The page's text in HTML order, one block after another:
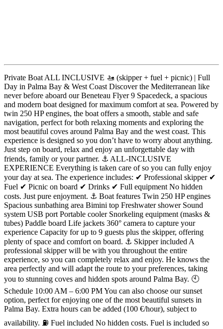
Beschrijving
Private Boat ALL INCLUSIVE 🚤 (skipper + fuel + picnic) | Full
Day in Palma Bay & West Coast Discover the Mediterranean like
never before aboard our Beneteau Flyer 9 Spacedeck, a spacious
and modern boat designed for maximum comfort at sea. Powered by
twin 250 HP engines, the boat offers a smooth, stable and safe
navigation, perfect for both relaxing moments and exploring the
most beautiful coves around Palma Bay and the west coast. This
experience is designed so you don’t have to worry about anything.
Just step on board, relax and enjoy an unforgettable day with
friends, family or your partner. ⚓ ALL-INCLUSIVE
EXPERIENCE Everything is taken care of so you can fully enjoy
your day at sea. The experience includes: ✔ Professional skipper ✔
Fuel ✔ Picnic on board ✔ Drinks ✔ Full equipment No hidden
costs. Just pure enjoyment. ⚓ Boat features Twin 250 HP engines
Spacious sunbathing area Bimini top Freshwater shower Sound
system USB port Portable cooler Snorkeling equipment (masks &
tubes) Paddle board Life jackets 360° camera to capture your
experience Capacity for up to 9 guests plus the skipper, offering
plenty of space and comfort on board. ⚓ Skipper included A
professional skipper will be with you throughout the entire
experience, so you can completely relax and enjoy. He knows the
area perfectly and will adapt the route to your preferences, taking
you to stunning coves and hidden spots around Palma Bay. 🕙
Schedule 10:00 AM – 6:00 PM You can also choose our sunset
option, perfect for enjoying one of the most beautiful sunsets in
Palma Bay. Extra hours can be added (100 €/hour), subject to
availability. ⛽ Fuel included No hidden costs. Fuel is included so